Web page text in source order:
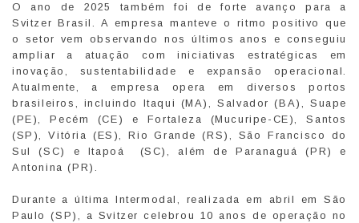
O ano de 2025 também foi de forte avanço para a
Svitzer Brasil. A empresa manteve o ritmo positivo que
o setor vem observando nos últimos anos e conseguiu
ampliar a atuação com iniciativas estratégicas em
inovação, sustentabilidade e expansão operacional.
Atualmente, a empresa opera em diversos portos
brasileiros, incluindo Itaqui (MA), Salvador (BA), Suape
(PE), Pecém (CE) e Fortaleza (Mucuripe-CE), Santos
(SP), Vitória (ES), Rio Grande (RS), São Francisco do
Sul (SC) e Itapoá (SC), além de Paranaguá (PR) e
Antonina (PR).
Durante a última Intermodal, realizada em abril em São
Paulo (SP), a Svitzer celebrou 10 anos de operação no